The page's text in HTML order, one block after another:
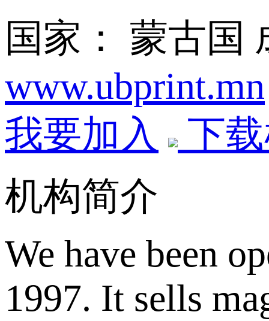
国家： 蒙古国
www.ubprint.mn
我要加入
下
机构简介
We have been
1997. It sells